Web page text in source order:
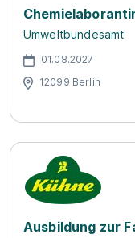
Umweltbundesamt
01.08.2027
12099 Berlin
Ausbildung zur